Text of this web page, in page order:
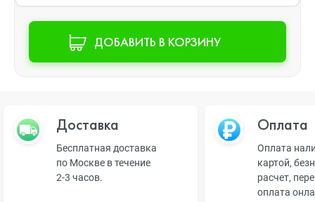
ДОБАВИТЬ В КОРЗИНУ
Доставка
Бесплатная доставка
по Москве в течение
2-3 часов.
Оплата
Оплата
картой,
расчет,
оплата